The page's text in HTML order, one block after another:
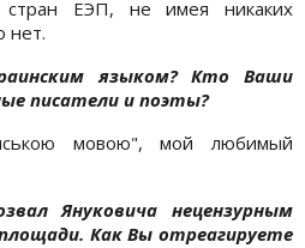
ЕЭП, не имея никаких
нет.
языком? Кто Ваши
писатели и поэты?
мовою", мой любимый
Януковича нецензурным
Как Вы отреагируете